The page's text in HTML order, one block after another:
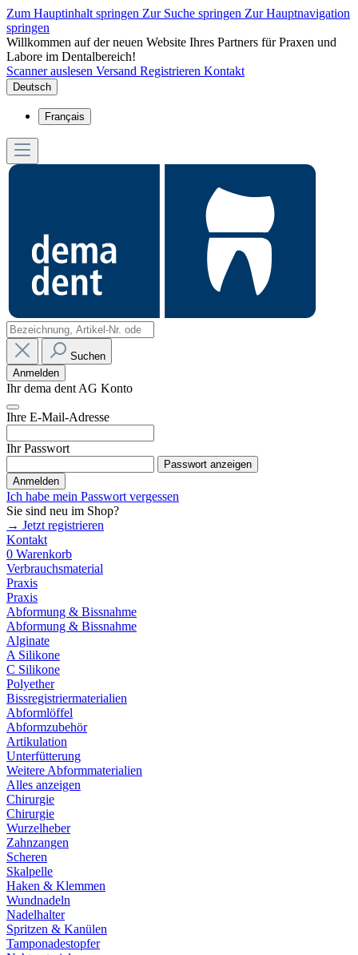
Zum Hauptinhalt springen Zur Suche springen Zur Hauptnavigation
springen
Willkommen auf der neuen Website Ihres Partners für Praxen und
Labore im Dentalbereich!
Scanner auslesen Versand Registrieren Kontakt
Deutsch
Français
Suchen
Anmelden
Ihr dema dent AG Konto
Ihre E-Mail-Adresse
Ihr Passwort
Passwort anzeigen
Anmelden
Ich habe mein Passwort vergessen
Sie sind neu im Shop?
→ Jetzt registrieren
Kontakt
0 Warenkorb
Verbrauchsmaterial
Praxis
Praxis
Abformung & Bissnahme
Abformung & Bissnahme
Alginate
A Silikone
C Silikone
Polyether
Bissregistriermaterialien
Abformlöffel
Abformzubehör
Artikulation
Unterfütterung
Weitere Abformmaterialien
Alles anzeigen
Chirurgie
Chirurgie
Wurzelheber
Zahnzangen
Scheren
Skalpelle
Haken & Klemmen
Wundnadeln
Nadelhalter
Spritzen & Kanülen
Tamponadestopfer